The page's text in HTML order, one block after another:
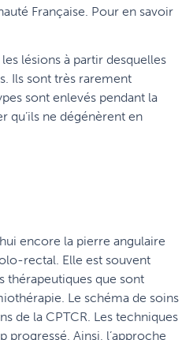
Française. Pour en savoir
lésions à partir desquelles
Ils sont très rarement
sont enlevés pendant la
ne dégénèrent en
encore la pierre angulaire
rectal. Elle est souvent
thérapeutiques que sont
Le schéma de soins
de la CPTCR. Les techniques
Ainsi, l’approche